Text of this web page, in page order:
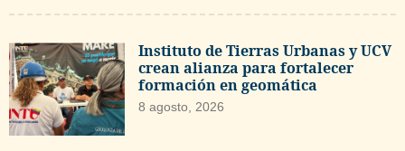
Instituto de Tierras Urbanas y UCV
crean alianza para fortalecer
formación en geomática
8 agosto, 2026